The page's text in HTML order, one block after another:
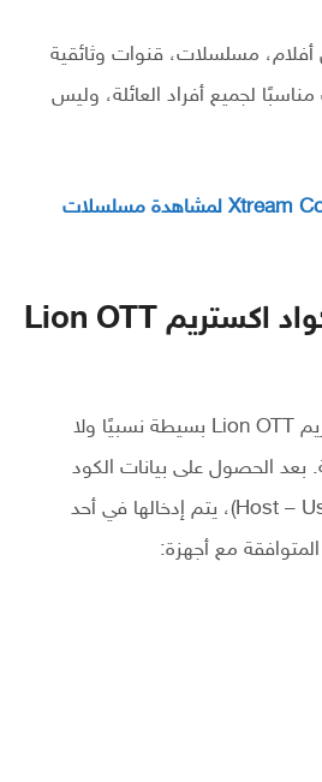
أفلام، مسلسلات، قنوات وثائقية
لجميع أفراد العائلة، وليس
تحميل أكود اكستريم Xtream Code لمشاهدة مسلسلات
طريقة تحميل اكواد اكستريم Lion OTT
عملية تحميل اكواد اكستريم Lion OTT بسيطة نسبيًا ولا
بعد الحصول على بيانات الكود
(Host – Username – Password)، يتم إدخالها في أحد
المتوافقة مع أجهزة: